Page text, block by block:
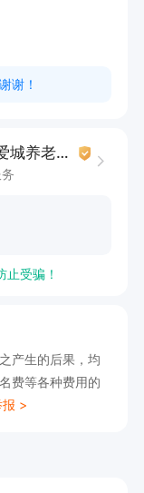
谢！
信阳甄善养老（原万康大爱城养老院）
受骗！
产生的后果，均
费等各种费用的
报 >